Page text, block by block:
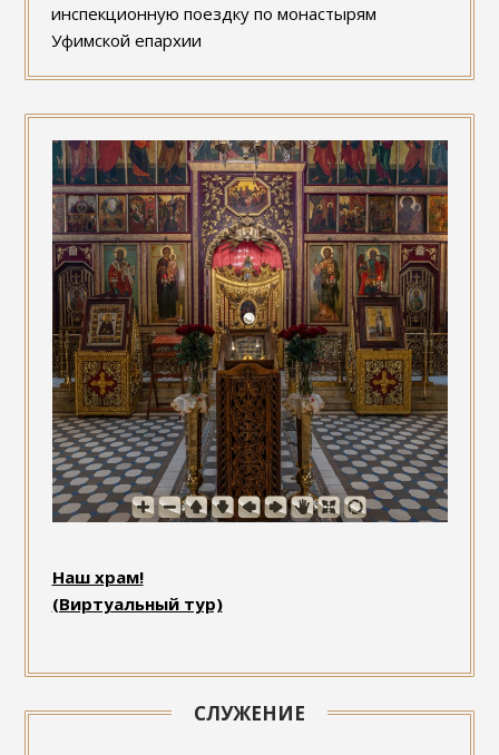
инспекционную поездку по монастырям
Уфимской епархии
Наш храм!
(Виртуальный тур)
СЛУЖЕНИЕ